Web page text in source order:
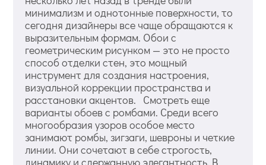
минимализм и однотонные поверхности, то
сегодня дизайнеры все чаще обращаются к
выразительным формам. Обои с
геометрическим рисунком — это не просто
способ отделки стен, это мощный
инструмент для создания настроения,
визуальной коррекции пространства и
расстановки акцентов. Смотреть еще
варианты обоев с ромбами. Среди всего
многообразия узоров особое место
занимают ромбы, зигзаги, шевроны и четкие
линии. Они сочетают в себе строгость,
динамику и сдержанную элегантность. В